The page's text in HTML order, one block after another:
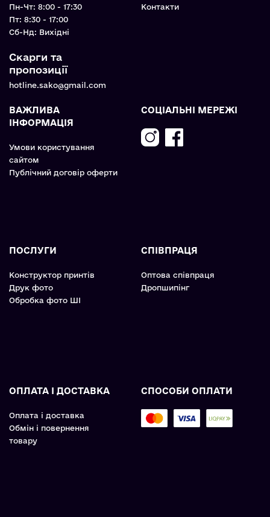
Пн-Чт: 8:00 - 17:30
Пт: 8:30 - 17:00
Cб-Нд: Вихідні
Скарги та
пропозиції
hotline.sako@gmail.com
Контакти
ВАЖЛИВА
ІНФОРМАЦІЯ
Умови користування
сайтом
Публічний договір оферти
СОЦІАЛЬНІ МЕРЕЖІ
ПОСЛУГИ
Конструктор принтів
Друк фото
Обробка фото ШІ
СПІВПРАЦЯ
Оптова співпраця
Дропшипінг
ОПЛАТА І ДОСТАВКА
Оплата і доставка
Обмін і повернення
товару
СПОСОБИ ОПЛАТИ